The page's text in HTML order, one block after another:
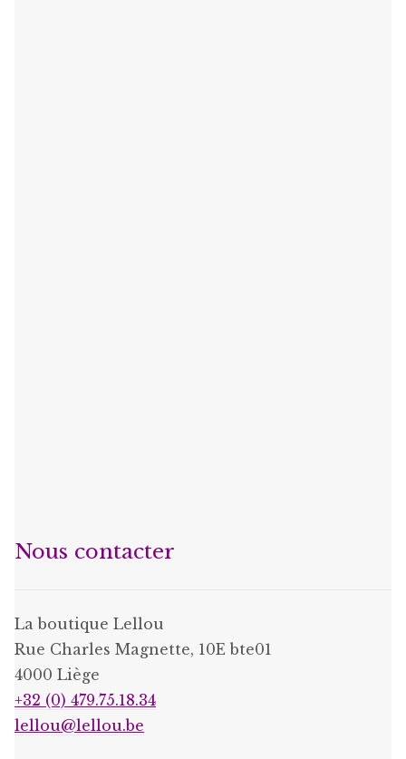
Nous contacter
La boutique Lellou
Rue Charles Magnette, 10E bte01
4000 Liège
+32 (0) 479.75.18.34
lellou@lellou.be